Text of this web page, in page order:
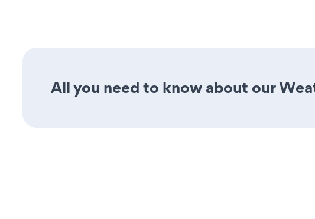
All you need to know about our